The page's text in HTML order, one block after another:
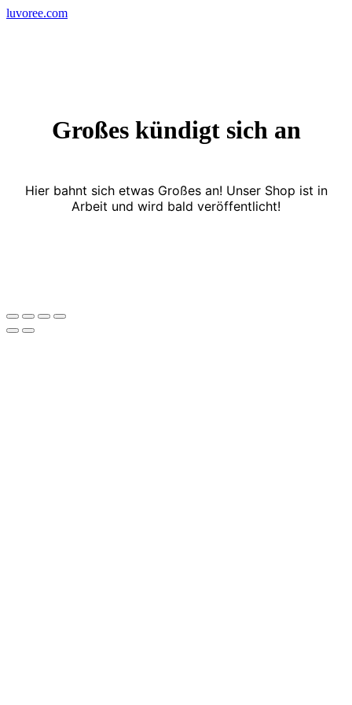
Skip
luvoree.com
Großes kündigt sich an
Hier bahnt sich etwas Großes an! Unser Shop ist in
Arbeit und wird bald veröffentlicht!